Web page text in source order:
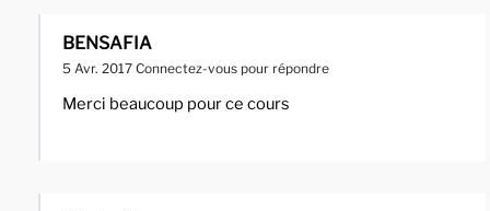
BENSAFIA
5 Avr. 2017 Connectez-vous pour répondre
Merci beaucoup pour ce cours